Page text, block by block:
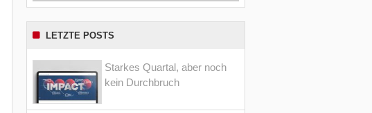
LETZTE POSTS
Starkes Quartal, aber noch
kein Durchbruch